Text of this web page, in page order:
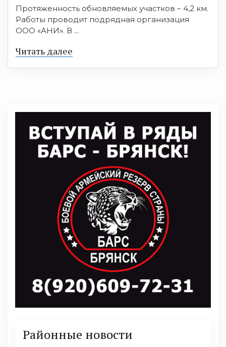
Протяженность обновляемых участков – 4,2 км.
Работы проводит подрядная организация
ООО «АНИ». В ...
Читать далее
Районные новости